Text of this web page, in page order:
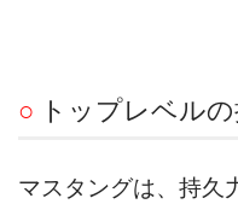
○ トップレベル
マスタングは、持久